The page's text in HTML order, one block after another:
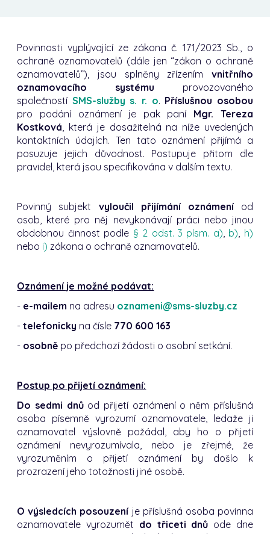
Povinnosti vyplývající ze zákona č. 171/2023 Sb., o
ochraně oznamovatelů (dále jen “zákon o ochraně
oznamovatelů”), jsou splněny zřízením vnitřního
oznamovacího systému provozovaného
společností SMS-služby s. r. o. Příslušnou osobou
pro podání oznámení je pak paní Mgr. Tereza
Kostková, která je dosažitelná na níže uvedených
kontaktních údajích. Ten tato oznámení přijímá a
posuzuje jejich důvodnost. Postupuje přitom dle
pravidel, která jsou specifikována v dalším textu.
Povinný subjekt vyloučil přijímání oznámeníod
osob, které pro něj nevykonávají práci nebo jinou
obdobnou činnost podle § 2 odst. 3 písm. a), b), h)
nebo i) zákona o ochraně oznamovatelů.
Oznámení je možné podávat:
- e-mailem na adresu oznameni@sms-sluzby.cz
-telefonicky na čísle 770 600 163
- osobně po předchozí žádosti o osobní setkání.
Postup po přijetí oznámení:
Do sedmi dnůod přijetí oznámení o něm příslušná
osoba písemně vyrozumí oznamovatele, ledaže ji
oznamovatel výslovně požádal, aby ho o přijetí
oznámení nevyrozumívala, nebo je zřejmé, že
vyrozuměním o přijetí oznámení by došlo k
prozrazení jeho totožnosti jiné osobě.
O výsledcích posouzeníje příslušná osoba povinna
oznamovatele vyrozumět do třiceti dnů ode dne